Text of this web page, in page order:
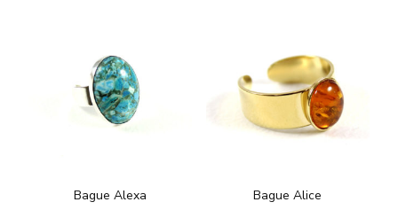
Bague Alexa
Bague Alice